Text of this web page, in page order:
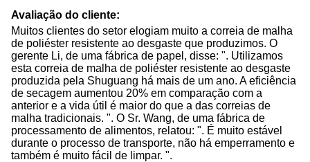
Avaliação do cliente:
Muitos clientes do setor elogiam muito a correia de malha
de poliéster resistente ao desgaste que produzimos. O
gerente Li, de uma fábrica de papel, disse: ". Utilizamos
esta correia de malha de poliéster resistente ao desgaste
produzida pela Shuguang há mais de um ano. A eficiência
de secagem aumentou 20% em comparação com a
anterior e a vida útil é maior do que a das correias de
malha tradicionais. ". O Sr. Wang, de uma fábrica de
processamento de alimentos, relatou: ". É muito estável
durante o processo de transporte, não há emperramento e
também é muito fácil de limpar. ".